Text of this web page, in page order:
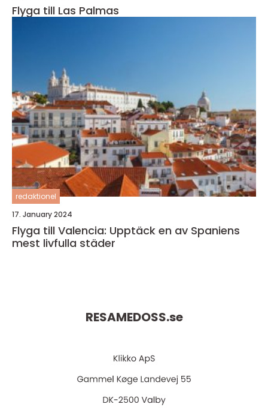
Flyga till Las Palmas
redaktionel
17. January 2024
Flyga till Valencia: Upptäck en av Spaniens
mest livfulla städer
RESAMEDOSS.se